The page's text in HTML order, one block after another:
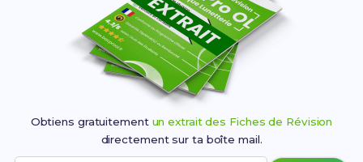
Obtiens gratuitement un extrait des Fiches de Révision
directement sur ta boîte mail.